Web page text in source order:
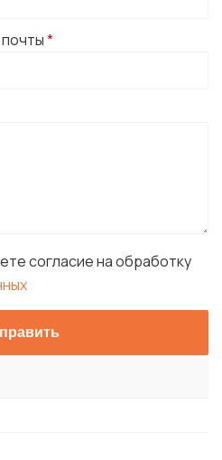
*
согласие на обработку